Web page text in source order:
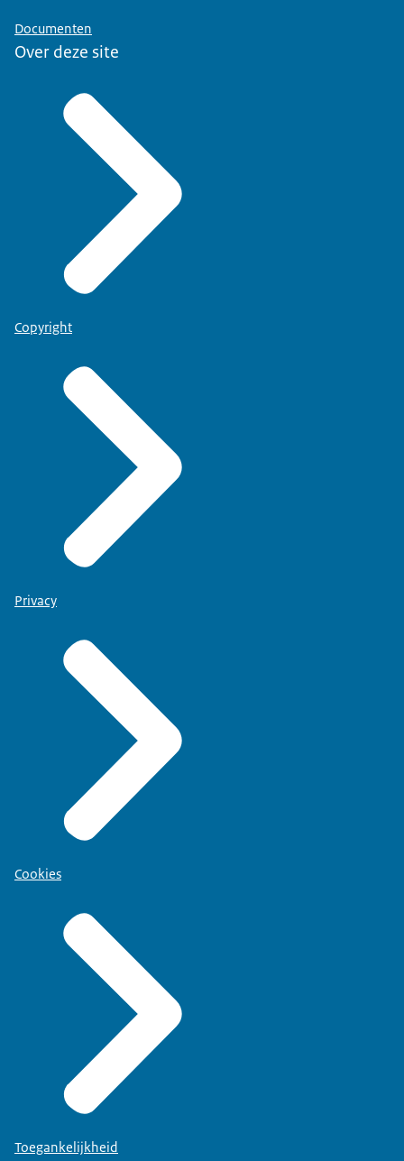
Documenten
Over deze site
Copyright
Privacy
Cookies
Toegankelijkheid